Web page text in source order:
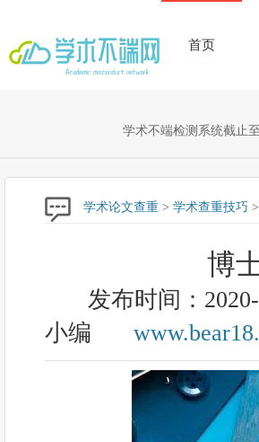
首页
学术不端检测系统截止
学术论文查重 > 学术查重技巧
博
发布时间：
小编